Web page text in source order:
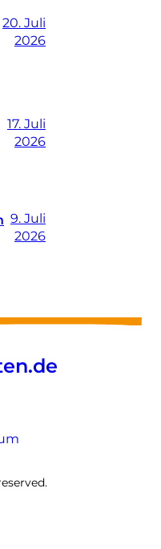
20. Juli
2026
17. Juli
2026
9. Juli
2026